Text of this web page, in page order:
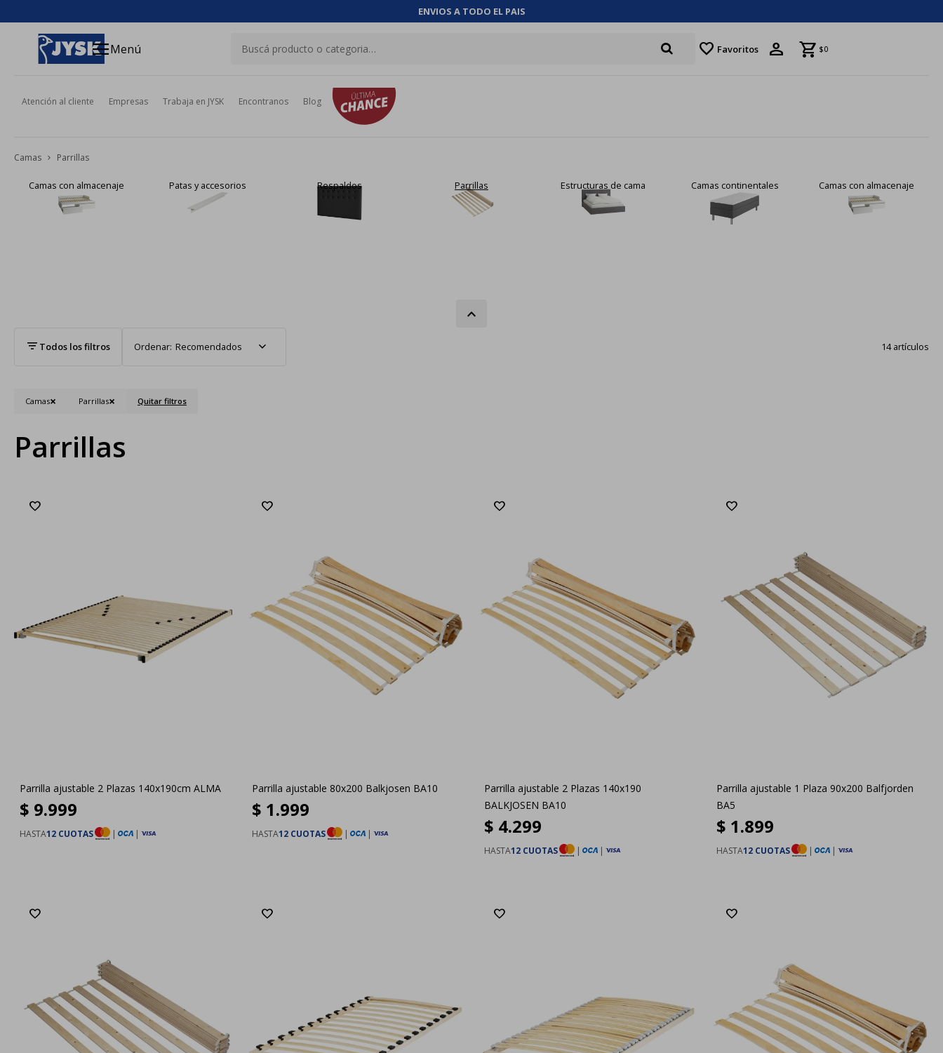
ENVIOS A TODO EL PAIS
menuMenú favorite Favoritos $0
Atención al cliente Empresas Trabaja en JYSK Encontranos Blog
Camas Parrillas
Patas y accesorios Respaldos Parrillas Estructuras de cama Camas continentales Camas con almacenaje Patas y accesorios
Recomendados 14 artículos
Camas Parrillas Quitar filtros
Parrillas
Parrilla ajustable 2 Plazas 140x190cm ALMA
$ 9.999
HASTA12 CUOTAS | |
Parrilla ajustable 80x200 Balkjosen BA10
$ 1.999
HASTA12 CUOTAS | |
Parrilla ajustable 2 Plazas 140x190
BALKJOSEN BA10
$ 4.299
HASTA12 CUOTAS | |
Parrilla ajustable 1 Plaza 90x200 Balfjorden
BA5
$ 1.899
HASTA12 CUOTAS | |
close